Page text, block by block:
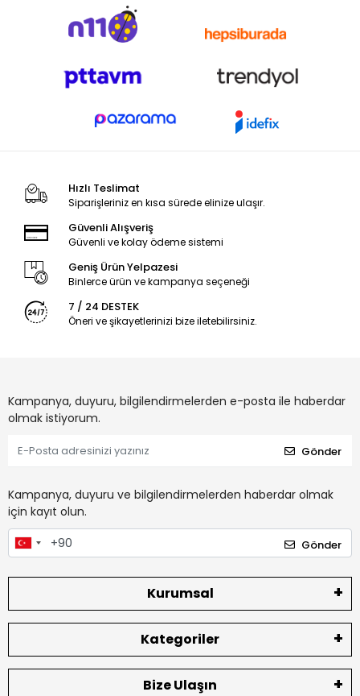
Hızlı Teslimat
Siparişleriniz en kısa sürede elinize ulaşır.
Güvenli Alışveriş
Güvenli ve kolay ödeme sistemi
Geniş Ürün Yelpazesi
Binlerce ürün ve kampanya seçeneği
7 / 24 DESTEK
Öneri ve şikayetlerinizi bize iletebilirsiniz.
Kampanya, duyuru, bilgilendirmelerden e-posta ile haberdar
olmak istiyorum.
Gönder
Kampanya, duyuru ve bilgilendirmelerden haberdar olmak
için kayıt olun.
Gönder
Kurumsal
Kategoriler
Bize Ulaşın